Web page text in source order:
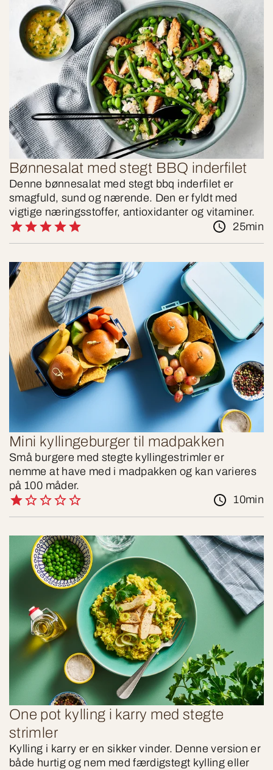
Bønnesalat med stegt BBQ inderfilet
Denne bønnesalat med stegt bbq inderfilet er
smagfuld, sund og nærende. Den er fyldt med
vigtige næringsstoffer, antioxidanter og vitaminer.
25min
Mini kyllingeburger til madpakken
Små burgere med stegte kyllingestrimler er
nemme at have med i madpakken og kan varieres
på 100 måder.
10min
One pot kylling i karry med stegte
strimler
Kylling i karry er en sikker vinder. Denne version er
både hurtig og nem med færdigstegt kylling eller